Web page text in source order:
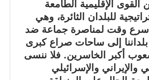
القوى الإقليمية الطامعة
للبلدان الثائرة، وهي
وقت لمناصرة جماعة ضد
إلى ساحات صراع كبرى
أكبر الخاسرين. فلا ننسى
والإيراني والإسرائيلي